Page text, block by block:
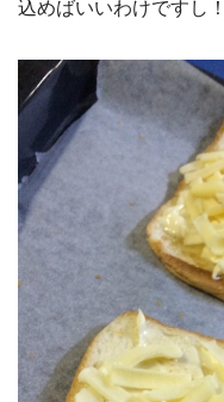
込めばいいわけですし！